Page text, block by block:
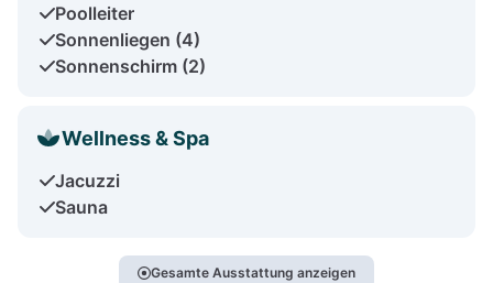
Poolleiter
Sonnenliegen (4)
Sonnenschirm (2)
Wellness & Spa
Jacuzzi
Sauna
Gesamte Ausstattung anzeigen